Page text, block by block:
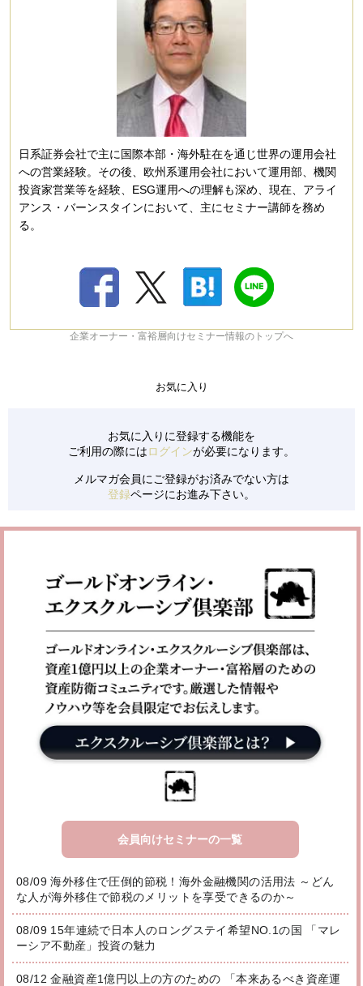
日系証券会社で主に国際本部・海外駐在を通じ世界の運用会社
への営業経験。その後、欧州系運用会社において運用部、機関
投資家営業等を経験、ESG運用への理解も深め、現在、アライ
アンス・バーンスタインにおいて、主にセミナー講師を務め
る。
企業オーナー・富裕層向けセミナー情報のトップへ
お気に入り
お気に入りに登録する機能を
ご利用の際にはログインが必要になります。
メルマガ会員にご登録がお済みでない方は
登録ページにお進み下さい。
会員向けセミナーの一覧
08/09 海外移住で圧倒的節税！海外金融機関の活用法 ～どん
な人が海外移住で節税のメリットを享受できるのか～
08/09 15年連続で日本人のロングステイ希望NO.1の国 「マレ
ーシア不動産」投資の魅力
08/12 金融資産1億円以上の方のための 「本来あるべき資産運